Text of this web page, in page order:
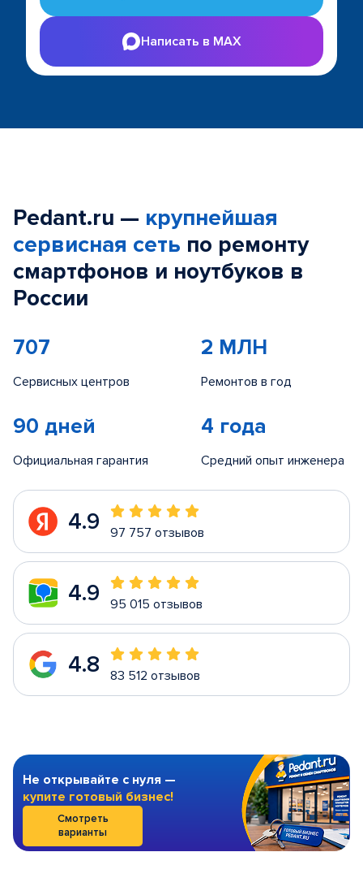
Написать в MAX
Pedant.ru — крупнейшая
сервисная сеть по ремонту
смартфонов и ноутбуков в
России
707
Сервисных центров
2 МЛН
Ремонтов в год
90 дней
Официальная гарантия
4 года
Средний опыт инженера
4.9 97 757 отзывов
4.9 95 015 отзывов
4.8 83 512 отзывов
Не открывайте с нуля —
купите готовый бизнес!
Смотреть
варианты